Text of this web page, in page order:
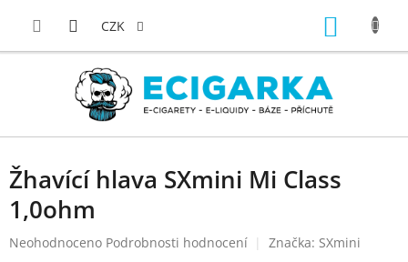
CZK
Žhavící hlava SXmini Mi Class
1,0ohm
Průměrné
Neohodnoceno Podrobnosti hodnocení Značka: SXmini